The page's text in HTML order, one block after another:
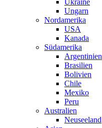
Ukraine
Ungarn
Nordamerika
USA
Kanada
Südamerika
Argentinien
Brasilien
Bolivien
Chile
Mexiko
Peru
Australien
Neuseeland